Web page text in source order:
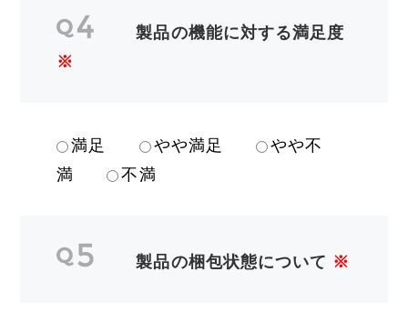
製品の機能に対する満足度
※
満足 やや満足
やや不
満
不満
製品の梱包状態について ※